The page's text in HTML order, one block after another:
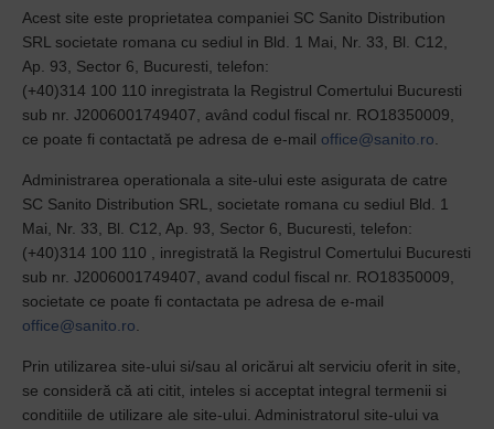
Acest site este proprietatea companiei SC Sanito Distribution
SRL societate romana cu sediul in Bld. 1 Mai, Nr. 33, Bl. C12,
Ap. 93, Sector 6, Bucuresti, telefon:
(+40)314 100 110 inregistrata la Registrul Comertului Bucuresti
sub nr. J2006001749407 , având codul fiscal nr. RO18350009,
ce poate fi contactată pe adresa de e-mail office@sanito.ro
Administrarea operationala a site-ului este asigurata de catre
SC Sanito Distribution SRL, societate romana cu sediul Bld. 1
Mai, Nr. 33, Bl. C12, Ap. 93, Sector 6, Bucuresti, telefon:
(+40)314 100 110 , inregistrată la Registrul Comertului Bucuresti
sub nr. J2006001749407 , avand codul fiscal nr. RO18350009,
societate ce poate fi contactata pe adresa de e-mail
office@sanito.ro
Prin utilizarea site-ului si/sau al oricărui alt serviciu oferit in site,
se consideră că ati citit, inteles si acceptat integral termenii si
conditiile de utilizare ale site-ului. Administratorul site-ului va